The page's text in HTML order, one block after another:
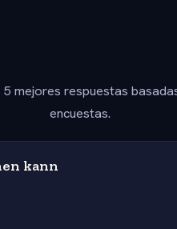
mejores respuestas
encuestas.
kann